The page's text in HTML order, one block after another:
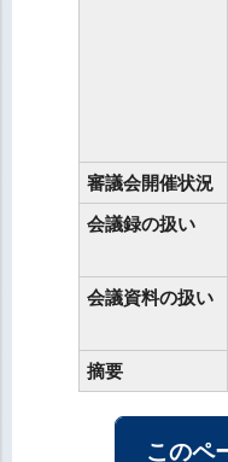
審議会開催状況
会議録の扱い
会議資料の扱い
摘要
このペ